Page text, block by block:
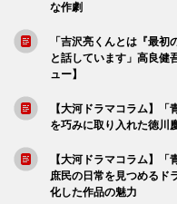
な作劇
「吉沢亮くんとは『最初
と話しています」高良健
ュー】
【大河ドラマコラム】
を巧みに取り入れた徳川
【大河ドラマコラム】「
庶民の日常を見つめるド
化した作品の魅力